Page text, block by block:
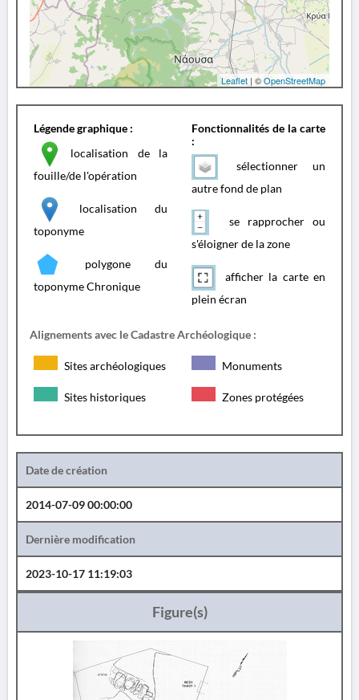
Leaflet | ©OpenStreetMap
Légende graphique :
localisation de la
fouille/de l'opération
localisation du
toponyme
polygone du
toponyme Chronique
Fonctionnalités de la carte
:
sélectionner un
autre fond de plan
se rapprocher ou
s'éloigner de la zone
afficher la carte en
plein écran
Alignements avec le Cadastre Archéologique :
Sites archéologiques Monuments
Sites historiques Zones protégées
Date de création
2014-07-09 00:00:00
Dernière modification
2023-10-17 11:19:03
Figure(s)